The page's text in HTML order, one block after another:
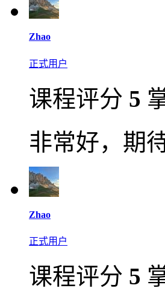
Zhao
正式用户
课程评分 5
非常好，期
Zhao
正式用户
课程评分 5